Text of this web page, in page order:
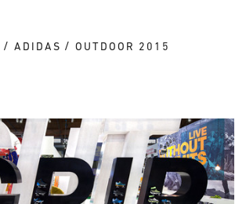
ADIDAS OUTDOOR 2015